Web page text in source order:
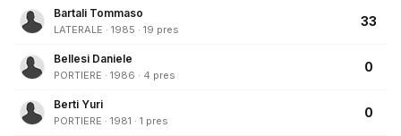
Bartali Tommaso
LATERALE · 1985 · 19 pres
33
Bellesi Daniele
PORTIERE · 1986 · 4 pres
0
Berti Yuri
PORTIERE · 1981 · 1 pres
0